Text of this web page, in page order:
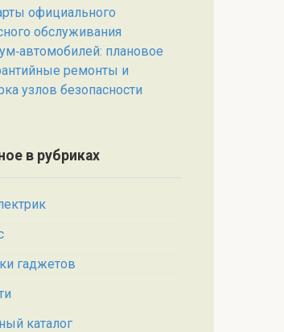
официального
обслуживания
плановое
ремонты и
узлов безопасности
в рубриках
гаджетов
каталог